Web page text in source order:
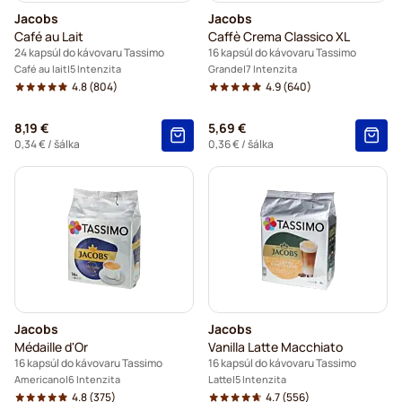
Jacobs
Café au Lait
24 kapsúl do kávovaru Tassimo
Café au lait 5 Intenzita
4.8(804)
8,19 €
0,34 €/ šálka
Jacobs
Caffè Crema Classico XL
16 kapsúl do kávovaru Tassimo
Grande 7 Intenzita
4.9(640)
5,69 €
0,36 €/ šálka
Jacobs
Médaille d'Or
16 kapsúl do kávovaru Tassimo
Americano 6 Intenzita
4.8(375)
Jacobs
Vanilla Latte Macchiato
16 kapsúl do kávovaru Tassimo
Latte 5 Intenzita
4.7(556)